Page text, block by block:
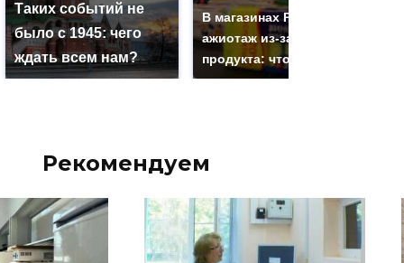
Таких событий не
было с 1945: чего
ждать всем нам?
В магазинах России
ажиотаж из-за этого
продукта: что купить?
Рекомендуем